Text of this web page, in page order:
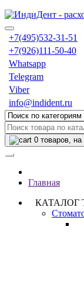
+7(495)532-31-51
+7(926)111-50-40
Whatsapp
Telegram
Viber
info@indident.ru
0 товаров, на
Главная
КАТАЛОГ